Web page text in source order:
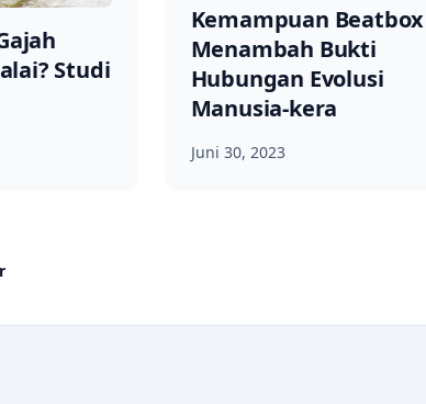
Studi
Kemampuan Beatbox
Menambah Bukti
Hubungan Evolusi
Manusia-kera
Juni 30, 2023